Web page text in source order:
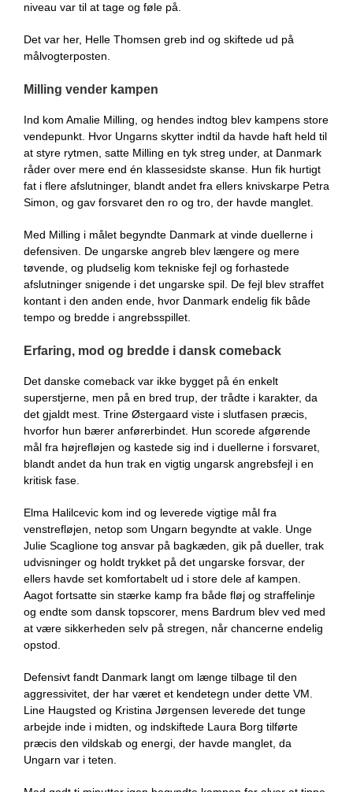
niveau var til at tage og føle på.
Det var her, Helle Thomsen greb ind og skiftede ud på
målvogterposten.
Milling vender kampen
Ind kom Amalie Milling, og hendes indtog blev kampens store
vendepunkt. Hvor Ungarns skytter indtil da havde haft held til
at styre rytmen, satte Milling en tyk streg under, at Danmark
råder over mere end én klassesidste skanse. Hun fik hurtigt
fat i flere afslutninger, blandt andet fra ellers knivskarpe Petra
Simon, og gav forsvaret den ro og tro, der havde manglet.
Med Milling i målet begyndte Danmark at vinde duellerne i
defensiven. De ungarske angreb blev længere og mere
tøvende, og pludselig kom tekniske fejl og forhastede
afslutninger snigende i det ungarske spil. De fejl blev straffet
kontant i den anden ende, hvor Danmark endelig fik både
tempo og bredde i angrebsspillet.
Erfaring, mod og bredde i dansk comeback
Det danske comeback var ikke bygget på én enkelt
superstjerne, men på en bred trup, der trådte i karakter, da
det gjaldt mest. Trine Østergaard viste i slutfasen præcis,
hvorfor hun bærer anførerbindet. Hun scorede afgørende
mål fra højrefløjen og kastede sig ind i duellerne i forsvaret,
blandt andet da hun trak en vigtig ungarsk angrebsfejl i en
kritisk fase.
Elma Halilcevic kom ind og leverede vigtige mål fra
venstrefløjen, netop som Ungarn begyndte at vakle. Unge
Julie Scaglione tog ansvar på bagkæden, gik på dueller, trak
udvisninger og holdt trykket på det ungarske forsvar, der
ellers havde set komfortabelt ud i store dele af kampen.
Aagot fortsatte sin stærke kamp fra både fløj og straffelinje
og endte som dansk topscorer, mens Bardrum blev ved med
at være sikkerheden selv på stregen, når chancerne endelig
opstod.
Defensivt fandt Danmark langt om længe tilbage til den
aggressivitet, der har været et kendetegn under dette VM.
Line Haugsted og Kristina Jørgensen leverede det tunge
arbejde inde i midten, og indskiftede Laura Borg tilførte
præcis den vildskab og energi, der havde manglet, da
Ungarn var i teten.